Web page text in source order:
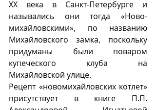
XX века в Санкт-Петербурге и
назывались они тогда «Ново-
михайловскими», по названию
Михайловского замка, поскольку
придуманы были поваром
купеческого клуба на
Михайловской улице.
Рецепт «новомихайловских котлет»
присутствует в книге П.П.